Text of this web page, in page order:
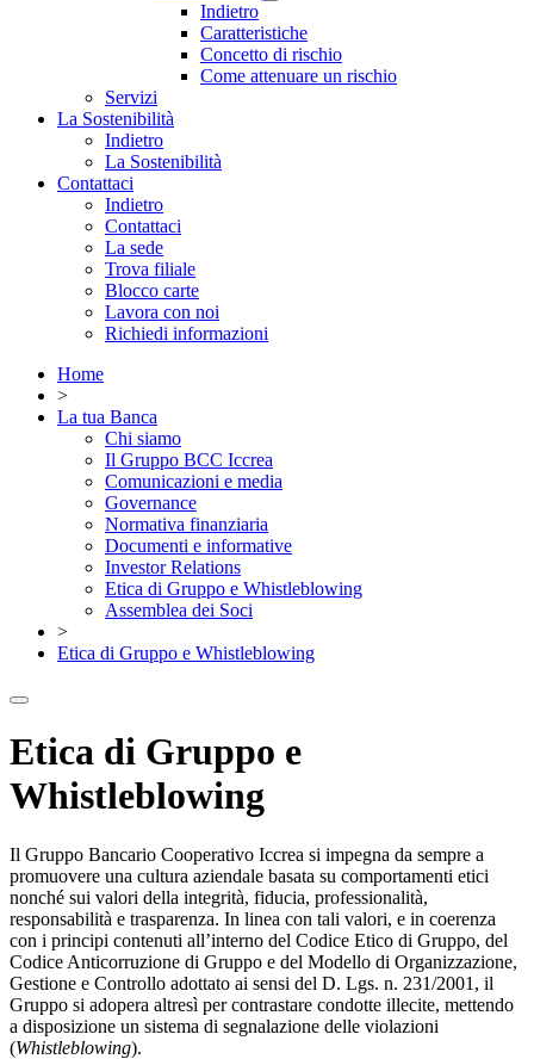
Indietro
Caratteristiche
Concetto di rischio
Come attenuare un rischio
Servizi
La Sostenibilità
Indietro
La Sostenibilità
Contattaci
Indietro
Contattaci
La sede
Trova filiale
Blocco carte
Lavora con noi
Richiedi informazioni
Home
>
La tua Banca
Chi siamo
Il Gruppo BCC Iccrea
Comunicazioni e media
Governance
Normativa finanziaria
Documenti e informative
Investor Relations
Etica di Gruppo e Whistleblowing
Assemblea dei Soci
>
Etica di Gruppo e Whistleblowing
Etica di Gruppo e
Whistleblowing
Il Gruppo Bancario Cooperativo Iccrea si impegna da sempre a
promuovere una cultura aziendale basata su comportamenti etici
nonché sui valori della integrità, fiducia, professionalità,
responsabilità e trasparenza. In linea con tali valori, e in coerenza
con i principi contenuti all’interno del Codice Etico di Gruppo, del
Codice Anticorruzione di Gruppo e del Modello di Organizzazione,
Gestione e Controllo adottato ai sensi del D. Lgs. n. 231/2001, il
Gruppo si adopera altresì per contrastare condotte illecite, mettendo
a disposizione un sistema di segnalazione delle violazioni
(Whistleblowing).